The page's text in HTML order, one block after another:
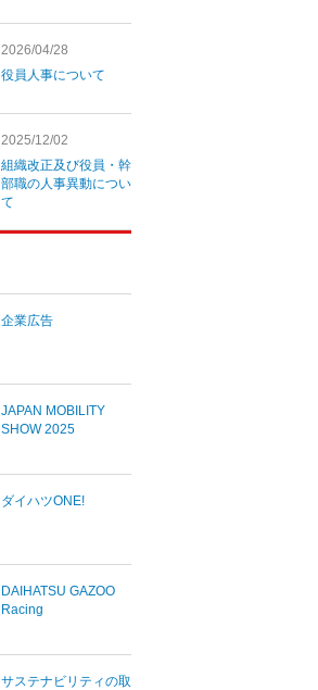
2026/04/28
役員人事について
2025/12/02
組織改正及び役員・幹
部職の人事異動につい
て
企業広告
JAPAN MOBILITY
SHOW 2025
ダイハツONE!
DAIHATSU GAZOO
Racing
サステナビリティの取